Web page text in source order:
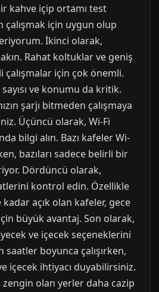
kahve içip ortamı test
çalışmak için uygun olup
İkinci olarak,
Rahat koltuklar ve geniş
çalışmalar için çok önemli.
ve konumu da kritik.
şarjı bitmeden çalışmaya
Üçüncü olarak, Wi-Fi
bilgi alın. Bazı kafeler Wi-
bazıları sadece belirli bir
Dördüncü olarak,
kontrol edin. Özellikle
açık olan kafeler, gece
büyük avantaj. Son olarak,
ve içecek seçeneklerini
boyunca çalışırken,
içecek ihtiyacı duyabilirsiniz.
olan yerler daha cazip